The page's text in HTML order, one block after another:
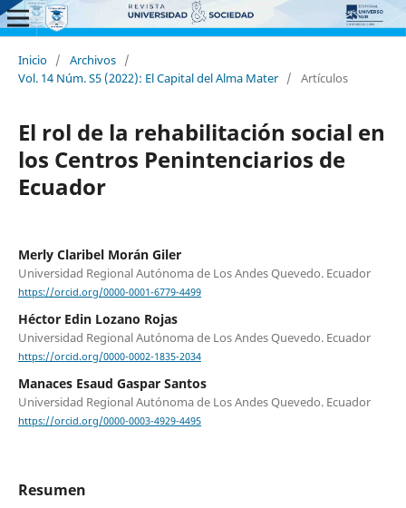
Inicio / Archivos /
Vol. 14 Núm. S5 (2022): El Capital del Alma Mater / Artículos
El rol de la rehabilitación social en
los Centros Penintenciarios de
Ecuador
Merly Claribel Morán Giler
Universidad Regional Autónoma de Los Andes Quevedo. Ecuador
https://orcid.org/0000-0001-6779-4499
Héctor Edin Lozano Rojas
Universidad Regional Autónoma de Los Andes Quevedo. Ecuador
https://orcid.org/0000-0002-1835-2034
Manaces Esaud Gaspar Santos
Universidad Regional Autónoma de Los Andes Quevedo. Ecuador
https://orcid.org/0000-0003-4929-4495
Resumen